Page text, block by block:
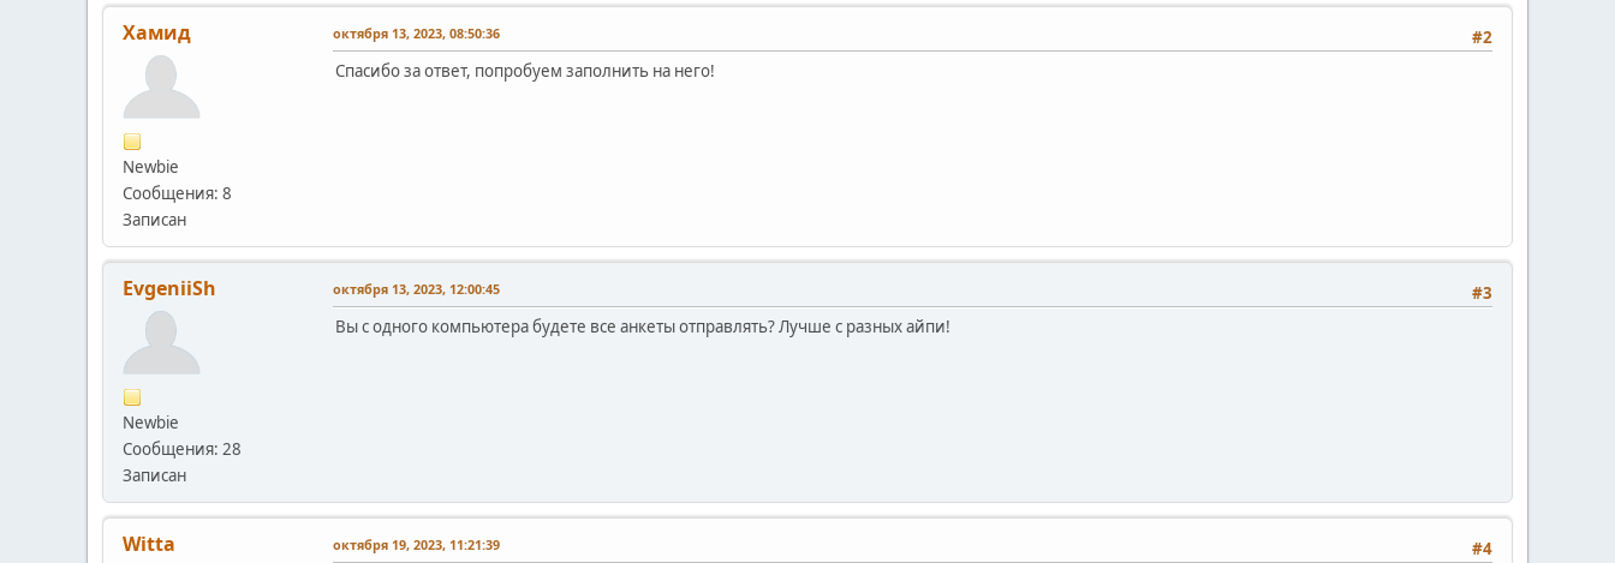
Хамид
Newbie
Сообщения: 8
Записан
#2
октября 13, 2023, 08:50:36
Спасибо за ответ, попробуем заполнить на него!
EvgeniiSh
Newbie
Сообщения: 28
Записан
#3
октября 13, 2023, 12:00:45
Вы с одного компьютера будете все анкеты отправлять? Лучше с разных айпи!
Witta #4
октября 19, 2023, 11:21:39